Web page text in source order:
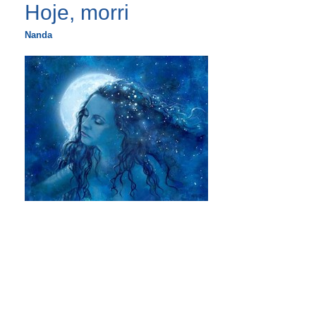
Hoje, morri
Nanda